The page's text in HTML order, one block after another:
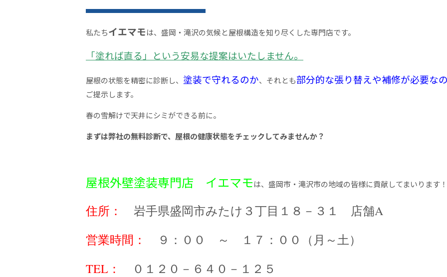
私たちイエマモは、盛岡・滝沢の気候と屋根構造を知り尽くした専門店です。
「塗れば直る」という安易な提案はいたしません。
屋根の状態を精密に診断し、 塗装で守れるのか、それとも部分的な張り替えや補修が必要な
ご提示します。
春の雪解けで天井にシミができる前に。
まずは弊社の無料診断で、屋根の健康状態をチェックしてみませんか？
屋根外壁塗装専門店 イエマモは、盛岡市・滝沢市の地域の皆様に貢献してまいります！
住所：
岩手県盛岡市みたけ３丁目１８－３１ 店舗A
営業時間：
９：００ ～ １７：００（月～土）
TEL：
０１２０－６４０－１２５